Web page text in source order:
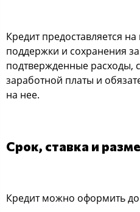
Кредит предоставляется
поддержки и сохранения
подтвержденные расходы,
заработной платы и
на нее.
Срок, ставка и
Кредит можно оформить до